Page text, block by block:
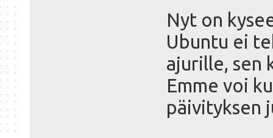
Nyt on
Ubuntu ei
ajurille, sen
Emme voi
päivityksen